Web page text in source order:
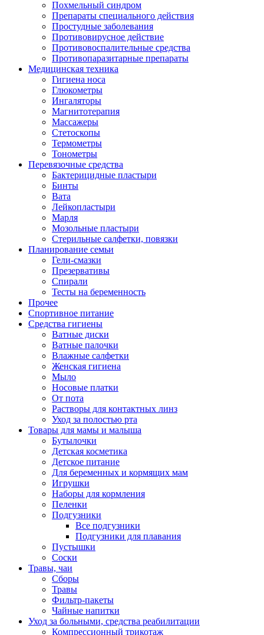
Похмельный синдром
Препараты специального действия
Простудные заболевания
Противовирусное действие
Противовоспалительные средства
Противопаразитарные препараты
Медицинская техника
Гигиена носа
Глюкометры
Ингаляторы
Магнитотерапия
Массажеры
Стетоскопы
Термометры
Тонометры
Перевязочные средства
Бактерицидные пластыри
Бинты
Вата
Лейкопластыри
Марля
Мозольные пластыри
Стерильные салфетки, повязки
Планирование семьи
Гели-смазки
Презервативы
Спирали
Тесты на беременность
Прочее
Спортивное питание
Средства гигиены
Ватные диски
Ватные палочки
Влажные салфетки
Женская гигиена
Мыло
Носовые платки
От пота
Растворы для контактных линз
Уход за полостью рта
Товары для мамы и малыша
Бутылочки
Детская косметика
Детское питание
Для беременных и кормящих мам
Игрушки
Наборы для кормления
Пеленки
Подгузники
Все подгузники
Подгузники для плавания
Пустышки
Соски
Травы, чаи
Сборы
Травы
Фильтр-пакеты
Чайные напитки
Уход за больными, средства реабилитации
Компрессионный трикотаж